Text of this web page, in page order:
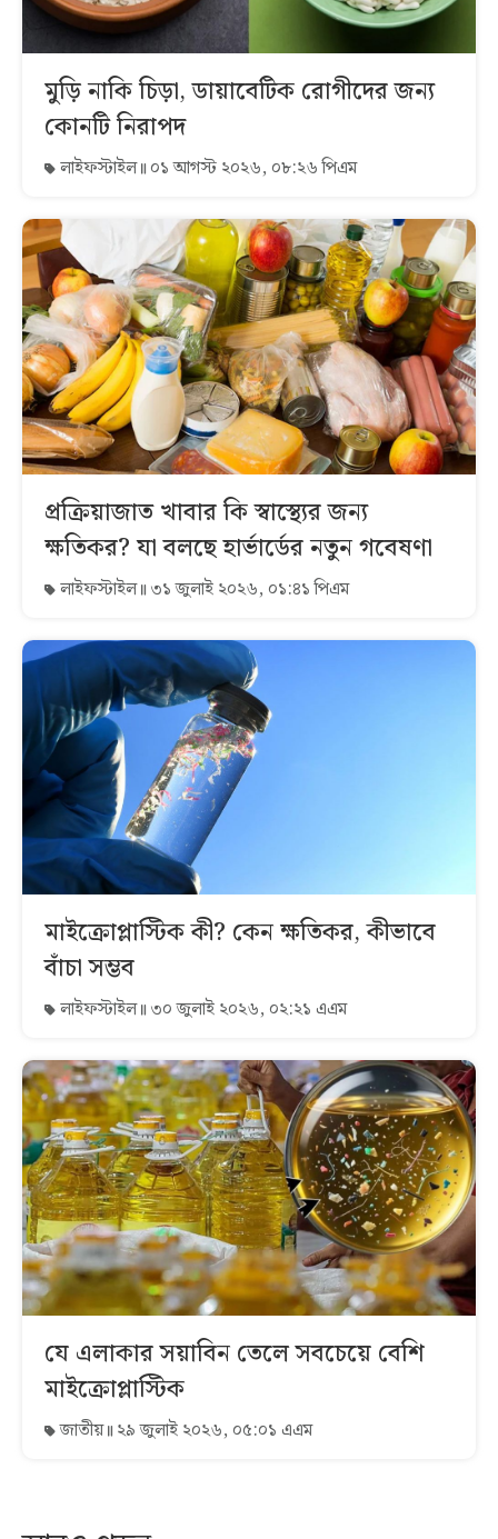
মুড়ি নাকি চিড়া, ডায়াবেটিক রোগীদের জন্য
কোনটি নিরাপদ
লাইফস্টাইল ০১ আগস্ট ২০২৬, ০৮:২৬ পিএম
প্রক্রিয়াজাত খাবার কি স্বাস্থ্যের জন্য
ক্ষতিকর? যা বলছে হার্ভার্ডের নতুন গবেষণা
লাইফস্টাইল ৩১ জুলাই ২০২৬, ০১:৪১ পিএম
মাইক্রোপ্লাস্টিক কী? কেন ক্ষতিকর, কীভাবে
বাঁচা সম্ভব
লাইফস্টাইল ৩০ জুলাই ২০২৬, ০২:২১ এএম
যে এলাকার সয়াবিন তেলে সবচেয়ে বেশি
মাইক্রোপ্লাস্টিক
জাতীয় ২৯ জুলাই ২০২৬, ০৫:০১ এএম